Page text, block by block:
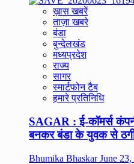
ख़ास खबरें
ताज़ा खबरे
बंडा
बुन्देलखंड
मध्यप्रदेश
राज्य
सागर
स्मार्टफोन टैब
हमारे प्रतिनिधि
SAGAR : ई-कॉमर्स
बनकर बंडा के युवक से
Bhumika BhaskarJune